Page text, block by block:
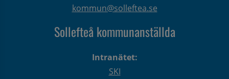
kommun@solleftea.se
Sollefteå kommunanställda
Intranätet:
SKI